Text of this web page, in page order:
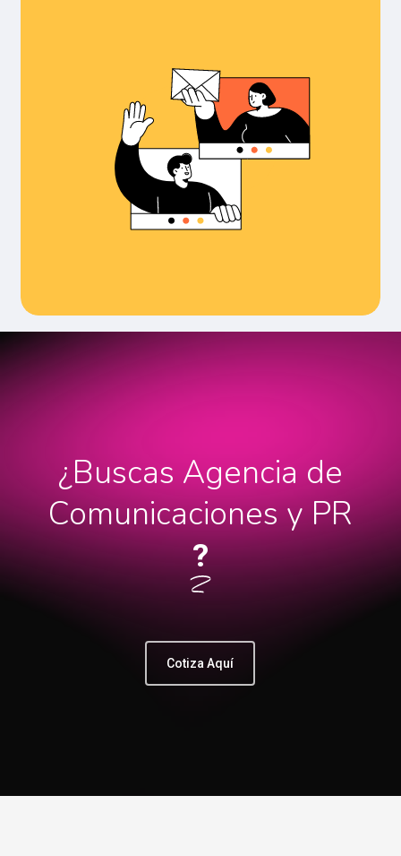
¿Buscas Agencia de
Comunicaciones y PR
?
Cotiza Aquí